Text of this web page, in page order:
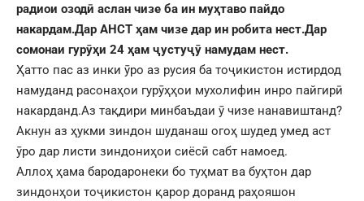
радиои озодӣ аслан чизе ба ин муҳтаво пайдо
накардам.Дар АНСТ ҳам чизе дар ин робита нест.Дар
сомонаи гурӯҳи 24 ҳам ҷустуҷӯ намудам нест.
Ҳатто пас аз инки ӯро аз русия ба тоҷикистон истирдод
намуданд расонаҳои гурӯҳҳои мухолифин инро пайгирӣ
накарданд.Аз тақдири минбаъдаи ӯ чизе нанавиштанд?
Акнун аз ҳукми зиндон шуданаш огоҳ шудед умед аст
ӯро дар листи зиндониҳои сиёсӣ сабт намоед.
Аллоҳ ҳама бародаронеки бо туҳмат ва буҳтон дар
зиндонҳои тоҷикистон қарор доранд раҳояшон